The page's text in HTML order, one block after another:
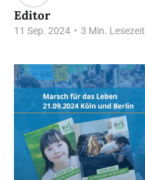
Editor
11 Sep. 2024 • 3 Min. Lesezeit